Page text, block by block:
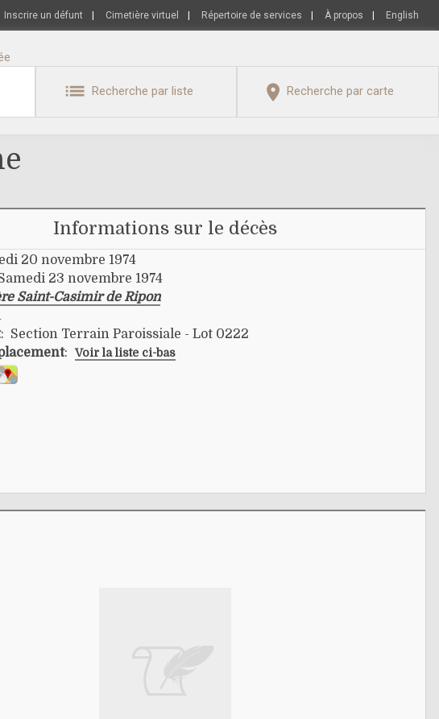
Inscrire un défunt Cimetière virtuel Répertoire de services À propos English
Recherche par liste Recherche par carte
Informations sur le décès
20 novembre 1974
23 novembre 1974
Saint-Casimir de Ripon
: Section Terrain Paroissiale - Lot 0222
: Voir la liste ci-bas